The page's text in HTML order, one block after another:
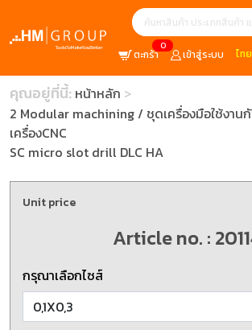
0
ตะกร้า เข้าสู่ระบบ ไทย
คุณอยู่ที่นี้: หน้าหลัก
2 Modular machining / ชุดเครื่องมือใช้งาน
เครื่องCNC
SC micro slot drill DLC HA
Unit price
Article no. :
กรุณาเลือกไซส์